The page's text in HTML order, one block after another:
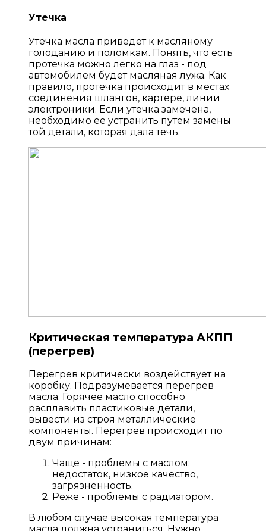
Утечка
Утечка масла приведет к масляному
голоданию и поломкам. Понять, что есть
протечка можно легко на глаз - под
автомобилем будет масляная лужа. Как
правило, протечка происходит в местах
соединения шлангов, картере, линии
электроники. Если утечка замечена,
необходимо ее устранить путем замены
той детали, которая дала течь.
Критическая температура АКПП
(перегрев)
Перегрев критически воздействует на
коробку. Подразумевается перегрев
масла. Горячее масло способно
расплавить пластиковые детали,
вывести из строя металлические
компоненты. Перегрев происходит по
двум причинам:
Чаще - проблемы с маслом:
недостаток, низкое качество,
загрязненность.
Реже - проблемы с радиатором.
В любом случае высокая температура